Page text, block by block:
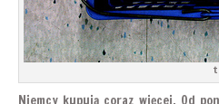
Niemcy kupują coraz więcej. Od